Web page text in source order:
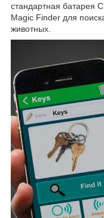
стандартная батарея
Magic Finder для
животных.